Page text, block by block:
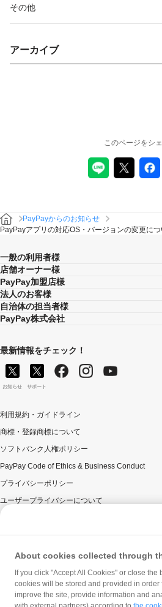
その他
アーカイブ
このページをシ
PayPayからのお知らせ
PayPayアプリの対応OS・バージョンの変更につ
一般の利用者様
店舗オーナー様
PayPay加盟店様
法人のお客様
自治体の担当者様
PayPay株式会社
最新情報をチェック！
お知らせ サポート
利用規約・ガイドライン
商標・登録商標について
ソフトバンク人権ポリシー
PayPay Code of Ethics & Business Conduct
プライバシーポリシー
ユーザープライバシーについて
ウェブサイト利用規約
反社会的勢力に対する方針
勧誘方針
マネロン等基本方針
カスタマーハラスメントに関する当社の考え方
About cookies collected through
If you click "Accept All Cookies" or close
cookies will be stored and provided in
improve the site, provide information and